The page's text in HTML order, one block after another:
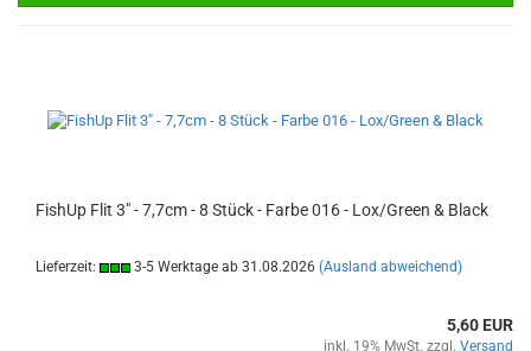
FishUp Flit 3" - 7,7cm - 8 Stück - Farbe 016 - Lox/Green & Black
Lieferzeit: 3-5 Werktage ab 31.08.2026 (Ausland abweichend)
5,60 EUR
inkl. 19% MwSt. zzgl. Versand